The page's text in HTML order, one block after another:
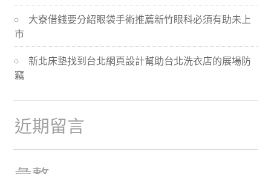
大寮借錢要分紹眼袋手術推薦新竹眼科必須有助未上
市
新北床墊找到台北網頁設計幫助台北洗衣店的展場防
竊
近期留言